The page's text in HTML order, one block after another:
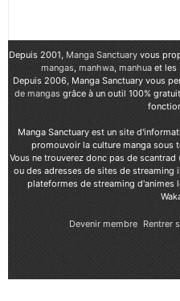
Depuis 2001, Manga Sanctuary vous
mangas, manhwa, manhuaet les
Depuis 2006, Manga Sanctuary vous
de mangasgrâce à un outil 100%
Manga Sanctuary est un site
promouvoir la culture manga sous
Vous ne trouverez donc pas de
ou des adresses de sites de streaming
plateformes de streaming d'animes
Devenir membre Rentrer